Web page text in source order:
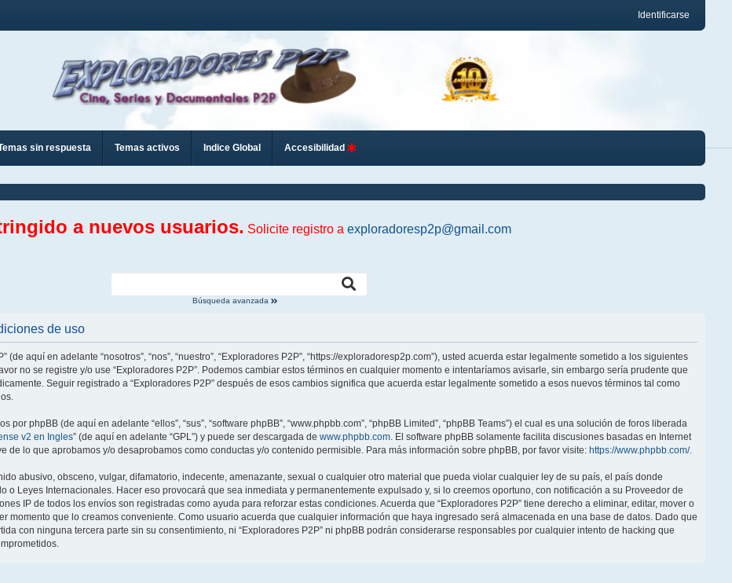
Identificarse
sin respuesta Temas activos Indice Global Accesibilidad
a nuevos usuarios. Solicite registro a exploradoresp2p@gmail.com
Búsqueda avanzada
de uso
(de aquí en adelante “nosotros”, “nos”, “nuestro”, “Exploradores P2P”, “https://exploradoresp2p.com”), usted acuerda estar legalmente sometido a los siguientes
no se registre y/o use “Exploradores P2P”. Podemos cambiar estos términos en cualquier momento e intentaríamos avisarle, sin embargo sería prudente que
Seguir registrado a “Exploradores P2P” después de esos cambios significa que acuerda estar legalmente sometido a esos nuevos términos tal como
por phpBB (de aquí en adelante “ellos”, “sus”, “software phpBB”, “www.phpbb.com”, “phpBB Limited”, “phpBB Teams”) el cual es una solución de foros liberada
v2 en Ingles” (de aquí en adelante “GPL”) y puede ser descargada de www.phpbb.com. El software phpBB solamente facilita discusiones basadas en Internet
de lo que aprobamos y/o desaprobamos como conductas y/o contenido permisible. Para más información sobre phpBB, por favor visite: https://www.phpbb.com/.
abusivo, obsceno, vulgar, difamatorio, indecente, amenazante, sexual o cualquier otro material que pueda violar cualquier ley de su país, el país donde
o Leyes Internacionales. Hacer eso provocará que sea inmediata y permanentemente expulsado y, si lo creemos oportuno, con notificación a su Proveedor de
IP de todos los envíos son registradas como ayuda para reforzar estas condiciones. Acuerda que “Exploradores P2P” tiene derecho a eliminar, editar, mover o
momento que lo creamos conveniente. Como usuario acuerda que cualquier información que haya ingresado será almacenada en una base de datos. Dado que
con ninguna tercera parte sin su consentimiento, ni “Exploradores P2P” ni phpBB podrán considerarse responsables por cualquier intento de hacking que